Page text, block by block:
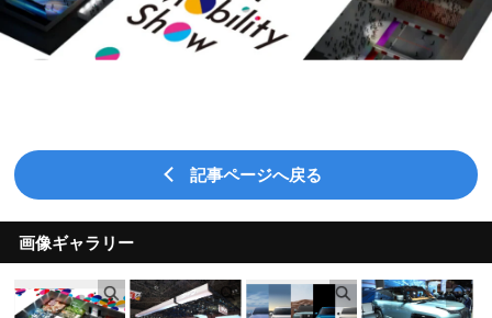
記事ページへ戻る
画像ギャラリー